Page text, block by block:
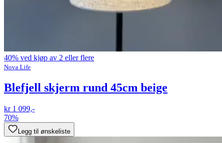
40% ved kjøp av 2 eller flere
Nova Life
Blefjell skjerm rund 45cm beige
kr 1 099,-
70%
Legg til ønskeliste